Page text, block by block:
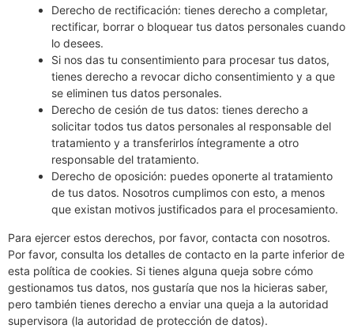
Derecho de rectificación: tienes derecho a completar,
rectificar, borrar o bloquear tus datos personales cuando
lo desees.
Si nos das tu consentimiento para procesar tus datos,
tienes derecho a revocar dicho consentimiento y a que
se eliminen tus datos personales.
Derecho de cesión de tus datos: tienes derecho a
solicitar todos tus datos personales al responsable del
tratamiento y a transferirlos íntegramente a otro
responsable del tratamiento.
Derecho de oposición: puedes oponerte al tratamiento
de tus datos. Nosotros cumplimos con esto, a menos
que existan motivos justificados para el procesamiento.
Para ejercer estos derechos, por favor, contacta con nosotros.
Por favor, consulta los detalles de contacto en la parte inferior de
esta política de cookies. Si tienes alguna queja sobre cómo
gestionamos tus datos, nos gustaría que nos la hicieras saber,
pero también tienes derecho a enviar una queja a la autoridad
supervisora (la autoridad de protección de datos).